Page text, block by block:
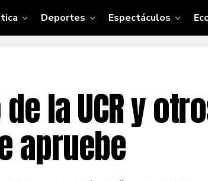
Deportes Espectáculos
la UCR y
apruebe